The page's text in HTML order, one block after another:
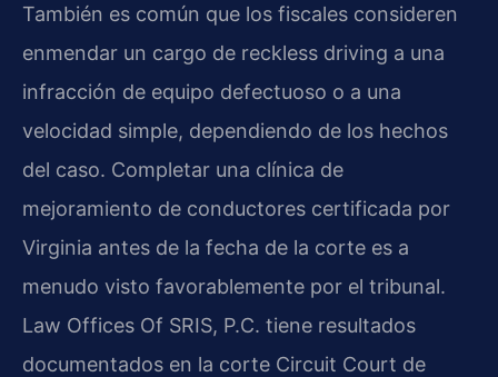
También es común que los fiscales consideren
enmendar un cargo de reckless driving a una
infracción de equipo defectuoso o a una
velocidad simple, dependiendo de los hechos
del caso. Completar una clínica de
mejoramiento de conductores certificada por
Virginia antes de la fecha de la corte es a
menudo visto favorablemente por el tribunal.
Law Offices Of SRIS, P.C. tiene resultados
documentados en la corte Circuit Court de